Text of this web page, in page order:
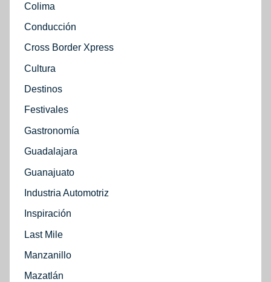
Colima
Conducción
Cross Border Xpress
Cultura
Destinos
Festivales
Gastronomía
Guadalajara
Guanajuato
Industria Automotriz
Inspiración
Last Mile
Manzanillo
Mazatlán